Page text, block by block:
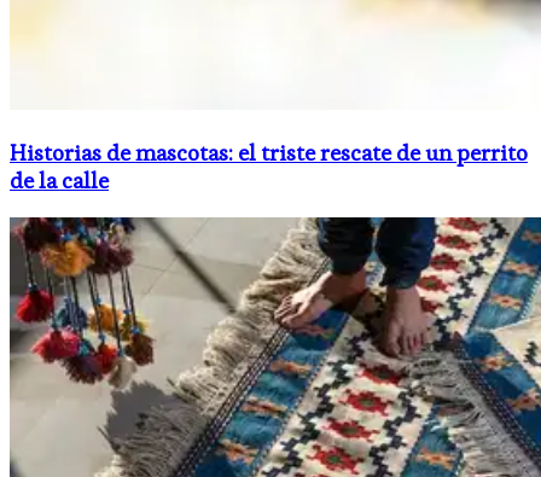
Historias de mascotas: el triste rescate de un perrito
de la calle